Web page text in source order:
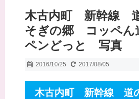
木古内町 新幹線
そぎの郷 コッペ
ペンどっと 写真
2016/10/25 2017/08/05
木古内町 新幹線 道